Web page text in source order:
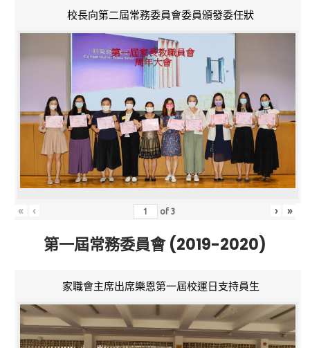
校長向第二屆常務委員會委員頒發委任狀
« ‹ of3 › »
第一屆常務委員會 (2019-2020)
家職會主席出席樂恩第一屆校運日支持員生